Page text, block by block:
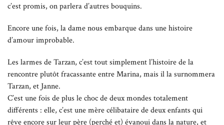
c’est promis, on parlera d’autres bouquins.
Encore une fois, la dame nous embarque dans une histoire
d’amour improbable.
Les larmes de Tarzan, c’est tout simplement l’histoire de la
rencontre plutôt fracassante entre Marina, mais il la surnommera
Tarzan, et Janne.
C’est une fois de plus le choc de deux mondes totalement
différents : elle, c’est une mère célibataire de deux enfants qui
rêve encore sur leur père (perché et) évanoui dans la nature, et